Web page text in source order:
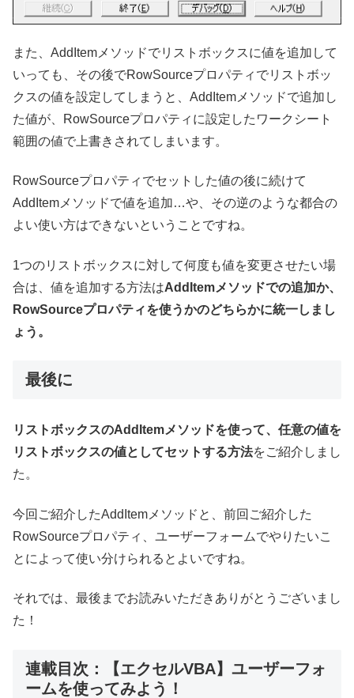
また、AddItemメソッドでリストボックスに値を追加して
いっても、その後でRowSourceプロパティでリストボッ
クスの値を設定してしまうと、AddItemメソッドで追加し
た値が、RowSourceプロパティに設定したワークシート
範囲の値で上書きされてしまいます。
RowSourceプロパティでセットした値の後に続けて
AddItemメソッドで値を追加…や、その逆のような都合の
よい使い方はできないということですね。
1つのリストボックスに対して何度も値を変更させたい場
合は、値を追加する方法はAddItemメソッドでの追加か、
RowSourceプロパティを使うかのどちらかに統一しまし
ょう。
最後に
リストボックスのAddItemメソッドを使って、任意の値を
リストボックスの値としてセットする方法をご紹介しまし
た。
今回ご紹介したAddItemメソッドと、前回ご紹介した
RowSourceプロパティ、ユーザーフォームでやりたいこ
とによって使い分けられるとよいですね。
それでは、最後までお読みいただきありがとうございまし
た！
連載目次：【エクセルVBA】ユーザーフォ
ームを使ってみよう！